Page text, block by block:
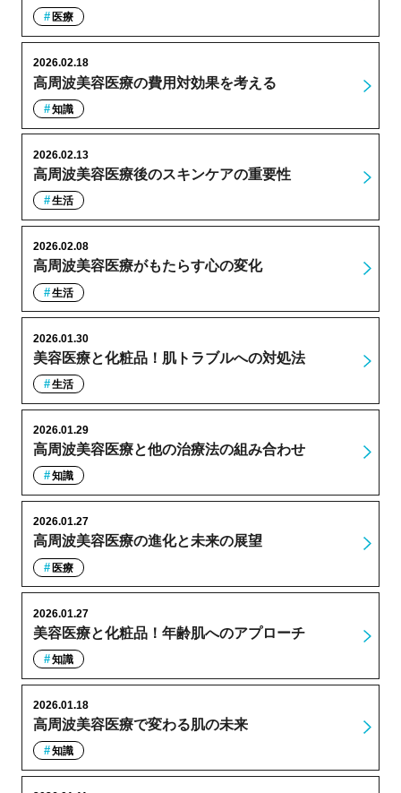
医療
高周波美容医療の費用対効果を考える
2026.02.18
知識
高周波美容医療後のスキンケアの重要性
2026.02.13
生活
高周波美容医療がもたらす心の変化
2026.02.08
生活
美容医療と化粧品！肌トラブルへの対処法
2026.01.30
生活
高周波美容医療と他の治療法の組み合わせ
2026.01.29
知識
高周波美容医療の進化と未来の展望
2026.01.27
医療
美容医療と化粧品！年齢肌へのアプローチ
2026.01.27
知識
高周波美容医療で変わる肌の未来
2026.01.18
知識